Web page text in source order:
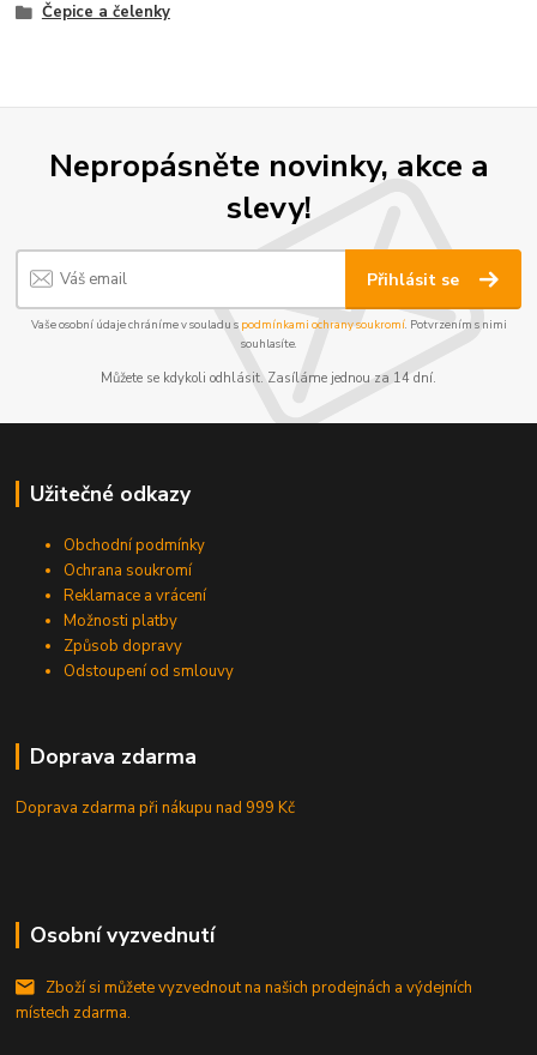
Čepice a čelenky
Nepropásněte novinky, akce a
slevy!
Přihlásit se
Vaše osobní údaje chráníme v souladu s podmínkami ochrany soukromí. Potvrzením s nimi
souhlasíte.
Můžete se kdykoli odhlásit. Zasíláme jednou za 14 dní.
Užitečné odkazy
Obchodní podmínky
Ochrana soukromí
Reklamace a vrácení
Možnosti platby
Způsob dopravy
Odstoupení od smlouvy
Doprava zdarma
Doprava zdarma při nákupunad 999 Kč
Osobní vyzvednutí
Zboží si můžete vyzvednout na našich prodejnách a výdejních
místech zdarma.